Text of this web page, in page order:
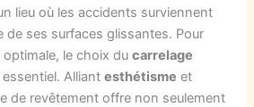
lieu où les accidents surviennent
de ses surfaces glissantes. Pour
optimale, le choix ducarrelage
essentiel. Alliantesthétisme et
de revêtement offre non seulement